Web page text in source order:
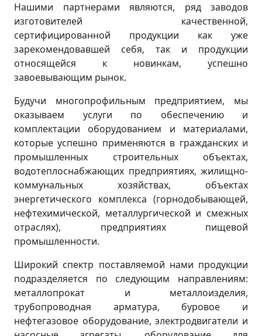
Нашими партнерами являются, ряд заводов
изготовителей качественной,
сертифицированной продукции как уже
зарекомендовавшей себя, так и продукции
относящейся к новинкам, успешно
завоевывающим рынок.
Будучи многопрофильным предприятием, мы
оказываем услуги по обеспечению и
комплектации оборудованием и материалами,
которые успешно применяются в гражданских и
промышленных строительных объектах,
водотеплоснабжающих предприятиях, жилищно-
коммунальных хозяйствах, объектах
энергетического комплекса (горнодобывающей,
нефтехимической, металлургической и смежных
отраслях), предприятиях пищевой
промышленности.
Широкий спектр поставляемой нами продукции
подразделяется по следующим направлениям:
металлопрокат и металлоизделия,
трубопроводная арматура, буровое и
нефтегазовое оборудование, электродвигатели и